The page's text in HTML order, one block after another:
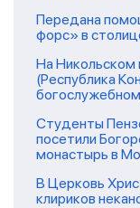
Передана
форс» в
На Никольском
(Республика
Студенты
посетили
монастырь в
В Церковь
клириков